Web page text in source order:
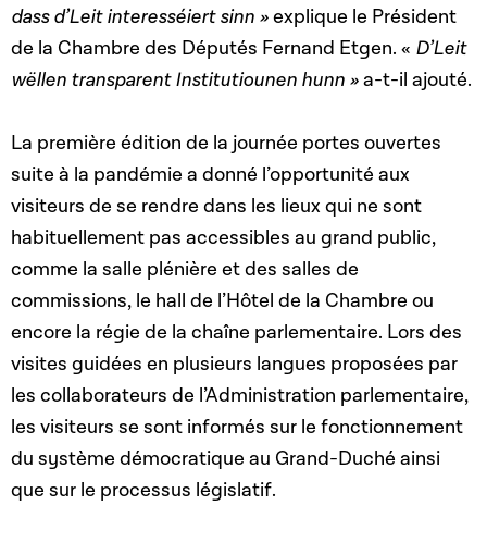
dass d’Leit interesséiert sinn »explique le Président
de la Chambre des Députés Fernand Etgen. « D’Leit
wëllen transparent Institutiounen hunn »a-t-il ajouté.
La première édition de la journée portes ouvertes
suite à la pandémie a donné l’opportunité aux
visiteurs de se rendre dans les lieux qui ne sont
habituellement pas accessibles au grand public,
comme la salle plénière et des salles de
commissions, le hall de l’Hôtel de la Chambre ou
encore la régie de la chaîne parlementaire. Lors des
visites guidées en plusieurs langues proposées par
les collaborateurs de l’Administration parlementaire,
les visiteurs se sont informés sur le fonctionnement
du système démocratique au Grand-Duché ainsi
que sur le processus législatif.